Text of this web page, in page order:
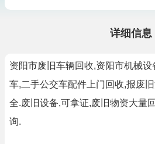
详细信息
资阳市废旧车辆回收,资阳市机械
车,二手公交车配件上门回收,报废
全.废旧设备,可拿证,废旧物资大量
询.